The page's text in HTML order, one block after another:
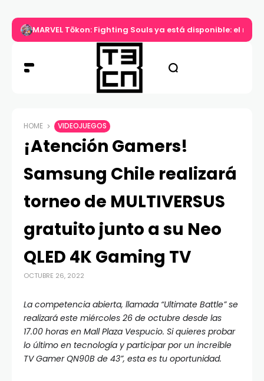
MARVEL Tōkon: Fighting Souls ya está disponible: el
HOME VIDEOJUEGOS
¡Atención Gamers!
Samsung Chile realizará
torneo de MULTIVERSUS
gratuito junto a su Neo
QLED 4K Gaming TV
OCTUBRE 26, 2022
La competencia abierta, llamada “Ultimate Battle” se
realizará este miércoles 26 de octubre desde las
17.00 horas en Mall Plaza Vespucio. Si quieres probar
lo último en tecnología y participar por un increíble
TV Gamer QN90B de 43”, esta es tu oportunidad.